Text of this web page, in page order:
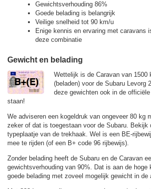
Gewichtsverhouding 86%
Goede belading is belangrijk
Veilige snelheid tot 90 km/u
Enige kennis en ervaring met caravans
deze combinatie
Gewicht en belading
Wettelijk is de Caravan van 1500
(beladen) voor de Subaru Levorg
deze gewichten ook in de
staan!
We adviseren een kogeldruk van ongeveer 80 kg
zeker of dat is toegestaan voor de Subaru. Bekijk
typeplaatje van de trekhaak. Wel is een BE-
mee te rijden (of een B+ code 96 rijbewijs).
Zonder belading heeft de Subaru en de Caravan
gewichtsverhouding van 90%. Dat is aan de hoge
goede belading met zoveel mogelijk gewicht in de